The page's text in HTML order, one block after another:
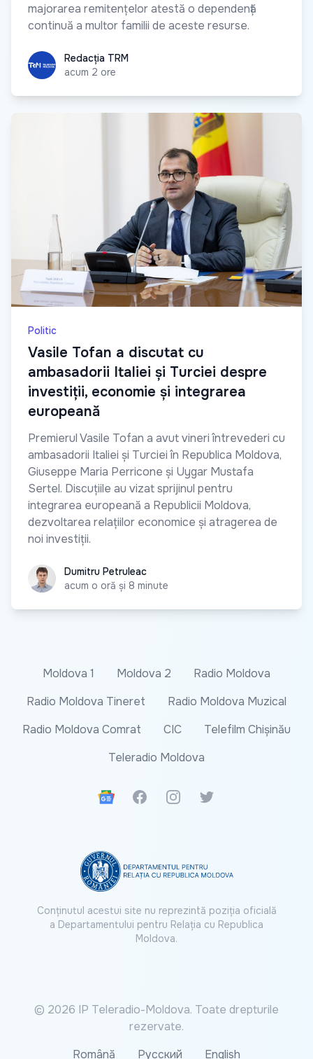
majorarea remitențelor atestă o dependență
continuă a multor familii de aceste resurse.
Redacția TRM
Redacția TRM
acum 2 ore
Politic
Vasile Tofan a discutat cu
ambasadorii Italiei și Turciei despre
investiții, economie și integrarea
europeană
Premierul Vasile Tofan a avut vineri întrevederi cu
ambasadorii Italiei și Turciei în Republica Moldova,
Giuseppe Maria Perricone și Uygar Mustafa
Sertel. Discuțiile au vizat sprijinul pentru
integrarea europeană a Republicii Moldova,
dezvoltarea relațiilor economice și atragerea de
noi investiții.
Dumitru Petruleac
Dumitru Petruleac
acum o oră și 8 minute
Moldova 1 Moldova 2
Radio Moldova
Radio Moldova Tineret
Radio Moldova Muzical
Radio Moldova Comrat
CIC
Telefilm Chișinău
Teleradio Moldova
Google News
FacebookInstagramTwitter
Conținutul acestui site nu reprezintă poziția oficială
a Departamentului pentru Relația cu Republica
Moldova.
© 2026 IP Teleradio-Moldova. Toate drepturile
rezervate.
Română
Русский English